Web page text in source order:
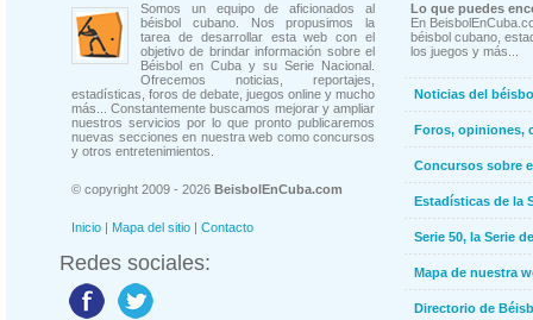
Somos un equipo de aficionados al
béisbol cubano. Nos propusimos la
tarea de desarrollar esta web con el
objetivo de brindar información sobre el
Béisbol en Cuba y su Serie Nacional.
Ofrecemos noticias, reportajes,
estadísticas, foros de debate, juegos online y mucho
más... Constantemente buscamos mejorar y ampliar
nuestros servicios por lo que pronto publicaremos
nuevas secciones en nuestra web como concursos
y otros entretenimientos.
© copyright 2009 - 2026 BeisbolEnCuba.com
Inicio | Mapa del sitio | Contacto
Redes sociales:
Lo que puedes
En
béisbol cubano,
los juegos y más...
Noticias del
Foros, opiniones,
Concursos sobre
Estadísticas de la
Serie 50, la Serie
Mapa de nuestra
Directorio de